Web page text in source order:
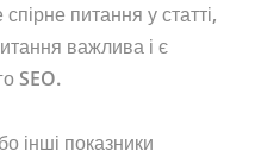
питання у статті,
важлива і є
SEO.
інші показники